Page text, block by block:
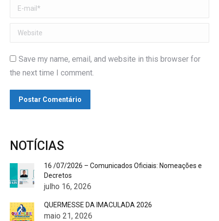
E-mail *
Website
Save my name, email, and website in this browser for
the next time I comment.
Postar Comentário
NOTÍCIAS
16 /07/2026 – Comunicados Oficiais: Nomeações e
Decretos
julho 16, 2026
QUERMESSE DA IMACULADA 2026
maio 21, 2026